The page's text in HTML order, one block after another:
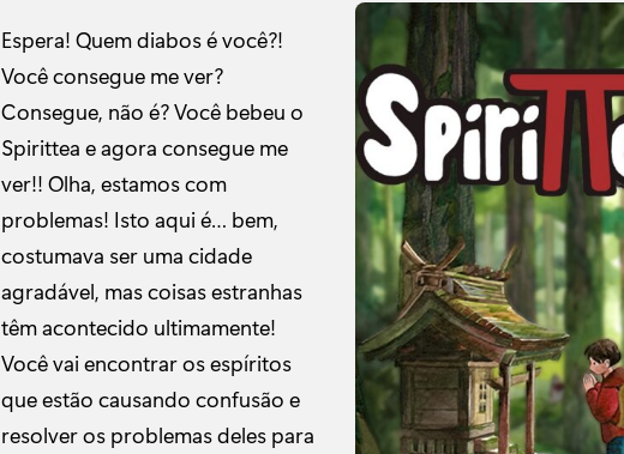
Espera! Quem diabos é você?!
Você consegue me ver?
Consegue, não é? Você bebeu o
Spirittea e agora consegue me
ver!! Olha, estamos com
problemas! Isto aqui é… bem,
costumava ser uma cidade
agradável, mas coisas estranhas
têm acontecido ultimamente!
Você vai encontrar os espíritos
que estão causando confusão e
resolver os problemas deles para